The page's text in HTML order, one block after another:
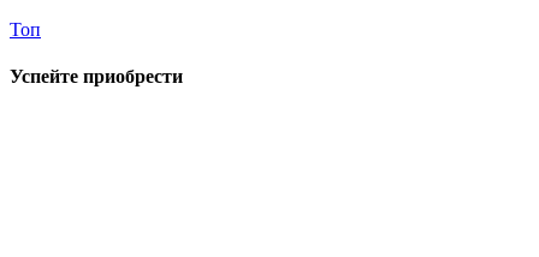
Топ
Успейте приобрести